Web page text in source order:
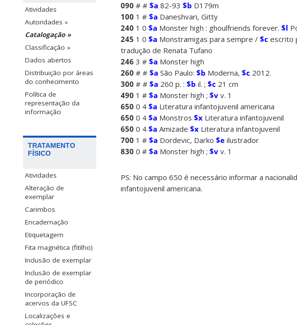
Atividades
Autoridades »
Catalogação »
Classificação »
Dados abertos
Distribuição por áreas
do conhecimento
Política de
representação da
informação
TRATAMENTO
FÍSICO
Atividades
Alteração de
exemplar
Carimbos
Encadernação
Etiquetagem
Fita magnética (fitilho)
Inclusão de exemplar
Inclusão de exemplar
de periódico
Incorporação de
acervos da UFSC
Localizações e
090 # # $a 82-93 $b D179m
100 1 # $a Daneshvari, Gitty
240 1 0 $a Monster high : ghoulfriends forever. $l
245 1 0 $a Monstramigas para sempre / $c escrito
tradução de Renata Tufano
246 3 # $a Monster high
260 # # $a São Paulo: $b Moderna, $c 2012.
300 # # $a 260 p. : $b il. ; $c 21 cm
490 1 # $a Monster high ; $v v. 1
650 0 4 $a Literatura infantojuvenil americana
650 0 4 $a Monstros $x Literatura infantojuvenil
650 0 4 $a Amizade $x Literatura infantojuvenil
700 1 # $a Dordevic, Darko $e ilustrador
830 0 # $a Monster high ; $v v. 1
PS: No campo 650 é necessário informar a
infantojuvenil americana.